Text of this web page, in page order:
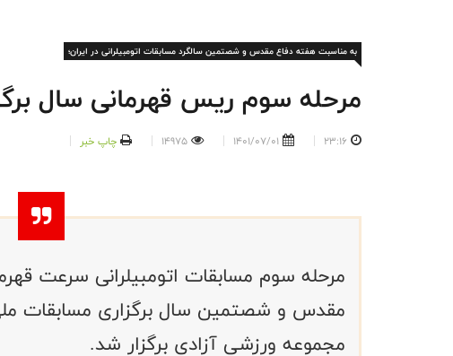
به مناسبت هفته دفاع مقدس و شصتمین سالگرد مسابقات اتومبیلرانی در ایران؛
مرحله سوم ریس قهرمانی سال
23:16
1401/07/01
14975 چاپ خبر
مرحله سوم مسابقات اتومبیلرانی سرعت
مقدس و شصتمین سال برگزاری مسابقات ملی
مجموعه ورزشی آزادی برگزار شد.